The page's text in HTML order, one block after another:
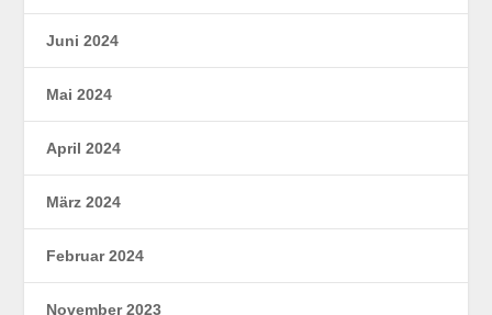
Juni 2024
Mai 2024
April 2024
März 2024
Februar 2024
November 2023